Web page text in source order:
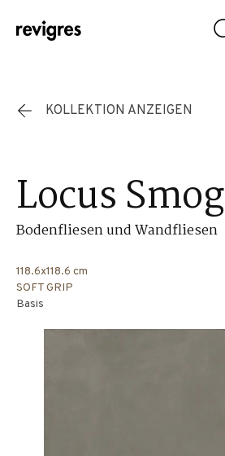
Zum Hauptinhalt springen
KOLLEKTION ANZEIGEN
Locus Smog
Bodenfliesen und Wandfliesen
118.6x118.6 cm
SOFT GRIP
Basis